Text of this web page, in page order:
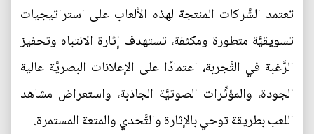
تعتمد الشَّركات المنتجة لهذه الألعاب على استراتيجيات
تسويقيَّة متطورة ومكثفة، تستهدف إثارة الانتباه وتحفيز
الرَّغبة في التَّجربة، اعتمادًا على الإعلانات البصريَّة عالية
الجودة، والمؤثِّرات الصوتيَّة الجاذبة، واستعراض مشاهد
اللعب بطريقة توحي بالإثارة والتَّحدي والمتعة المستمرة.